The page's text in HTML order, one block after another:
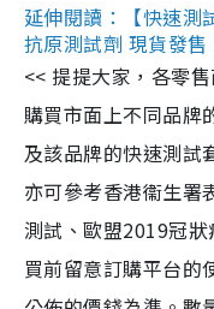
延伸閱讀：【快速測
抗原測試劑 現貨發
<< 提提大家，各零
購買市面上不同品牌
及該品牌的快速測試
亦可參考香港衞生署
測試、歐盟2019冠
買前留意訂購平台的